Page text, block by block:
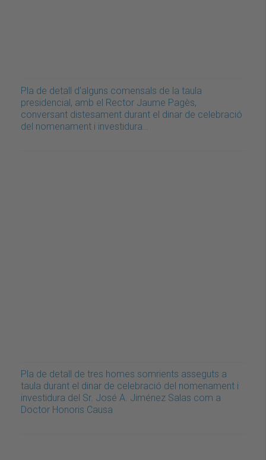
Pla de detall d'alguns comensals de la taula
presidencial, amb el Rector Jaume Pagès,
conversant distesament durant el dinar de celebració
del nomenament i investidura…
Pla de detall de tres homes somrients asseguts a
taula durant el dinar de celebració del nomenament i
investidura del Sr. José A. Jiménez Salas com a
Doctor Honoris Causa